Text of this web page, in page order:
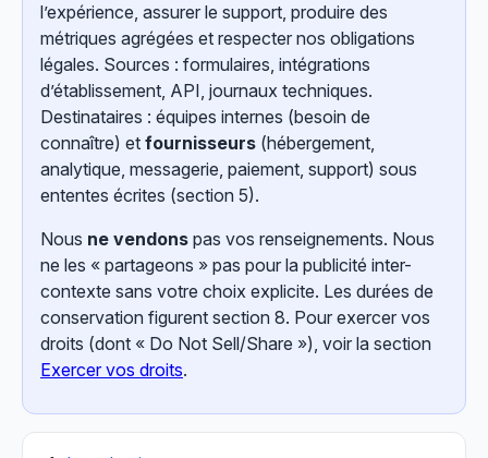
l’expérience, assurer le support, produire des
métriques agrégées et respecter nos obligations
légales. Sources : formulaires, intégrations
d’établissement, API, journaux techniques.
Destinataires : équipes internes (besoin de
connaître) et fournisseurs (hébergement,
analytique, messagerie, paiement, support) sous
ententes écrites (section 5).
Nous ne vendons pas vos renseignements. Nous
ne les « partageons » pas pour la publicité inter-
contexte sans votre choix explicite. Les durées de
conservation figurent section 8. Pour exercer vos
droits (dont « Do Not Sell/Share »), voir la section
Exercer vos droits.